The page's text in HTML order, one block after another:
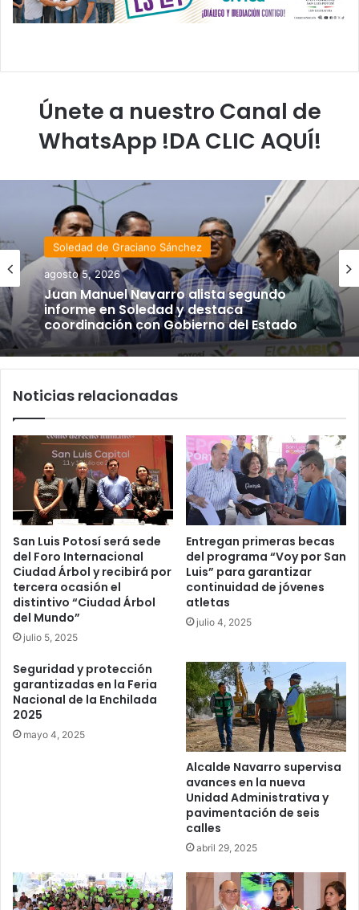
Únete a nuestro Canal de
WhatsApp !DA CLIC AQUÍ!
Soledad de Graciano Sánchez
agosto 5, 2026
Juan Manuel Navarro alista segundo
informe en Soledad y destaca
coordinación con Gobierno del Estado
Noticias relacionadas
San Luis Potosí será sede
del Foro Internacional
Ciudad Árbol y recibirá por
tercera ocasión el
distintivo “Ciudad Árbol
del Mundo”
julio 5, 2025
Entregan primeras becas
del programa “Voy por San
Luis” para garantizar
continuidad de jóvenes
atletas
julio 4, 2025
Seguridad y protección
garantizadas en la Feria
Nacional de la Enchilada
2025
mayo 4, 2025
Alcalde Navarro supervisa
avances en la nueva
Unidad Administrativa y
pavimentación de seis
calles
abril 29, 2025